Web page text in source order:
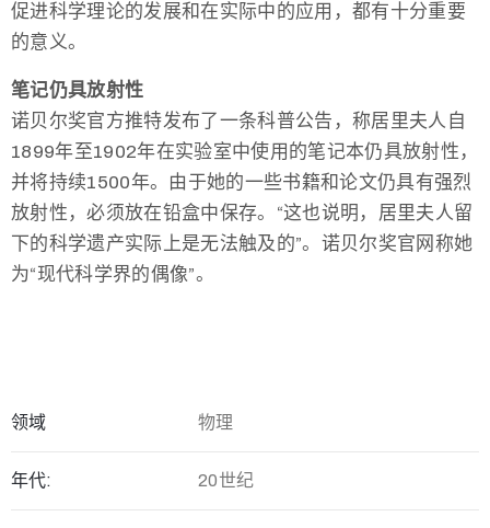
促进科学理论的发展和在实际中的应用，都有十分重要
的意义。
笔记仍具放射性
诺贝尔奖官方推特发布了一条科普公告，称居里夫人自
1899年至1902年在实验室中使用的笔记本仍具放射性，
并将持续1500年。由于她的一些书籍和论文仍具有强烈
放射性，必须放在铅盒中保存。“这也说明，居里夫人留
下的科学遗产实际上是无法触及的”。诺贝尔奖官网称她
为“现代科学界的偶像”。
领域 物理
年代: 20世纪